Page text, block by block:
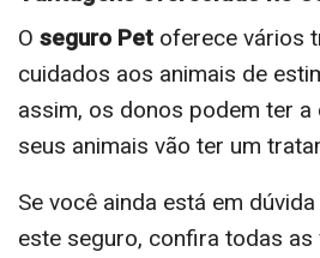
O seguro Pet oferece vários
cuidados aos animais de
assim, os donos podem ter a
seus animais vão ter um
Se você ainda está em
este seguro, confira todas as